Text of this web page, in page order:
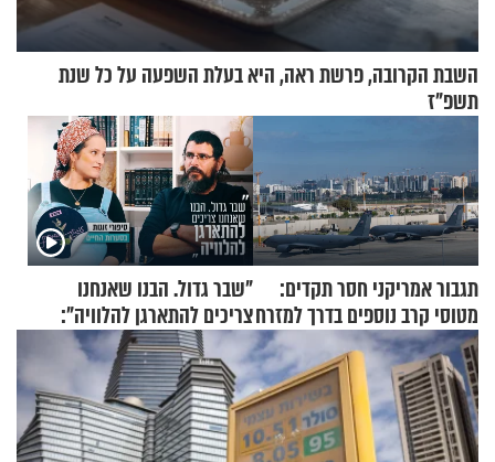
השבת הקרובה, פרשת ראה, היא בעלת השפעה על כל שנת
תשפ"ז
תגבור אמריקני חסר תקדים:
מטוסי קרב נוספים בדרך למזרח
התיכון
"שבר גדול. הבנו שאנחנו
צריכים להתארגן להלוויה":
זוגיות במבחן, הפעם עם מרים
וגד דנינו